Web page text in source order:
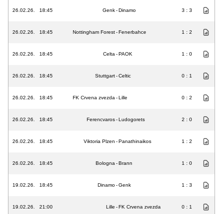
26.02.26. 18:45 Genk-Dinamo 3 : 3
26.02.26. 18:45 Nottingham Forest-Fenerbahce 1 : 2
26.02.26. 18:45 Celta -PAOK 1 : 0
26.02.26. 18:45 Stuttgart-Celtic 0 : 1
26.02.26. 18:45 FK Crvena zvezda -Lille 0 : 2
26.02.26. 18:45 Ferencvaros-Ludogorets 2 : 0
26.02.26. 18:45 Viktoria Plzen -Panathinaikos 1 : 2
26.02.26. 18:45 Bologna -Brann 1 : 0
19.02.26. 18:45 Dinamo-Genk 1 : 3
19.02.26. 21:00 Lille -FK Crvena zvezda 0 : 1